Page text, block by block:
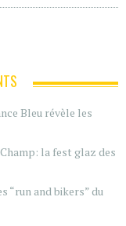
Bleu révèle les
la fest glaz des
“run and bikers” du